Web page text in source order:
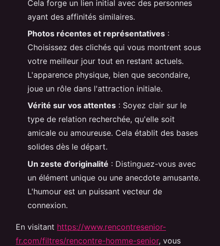
Cela forge un lien initial avec des personnes
ayant des affinités similaires.
Photos récentes et représentatives :
Choisissez des clichés qui vous montrent sous
votre meilleur jour tout en restant actuels.
L'apparence physique, bien que secondaire,
joue un rôle dans l'attraction initiale.
Vérité sur vos attentes : Soyez clair sur le
type de relation recherchée, qu'elle soit
amicale ou amoureuse. Cela établit des bases
solides dès le départ.
Un zeste d'originalité : Distinguez-vous avec
un élément unique ou une anecdote amusante.
L'humour est un puissant vecteur de
connexion.
En visitant https://www.rencontresenior-
fr.com/filtres/rencontre-homme-senior, vous